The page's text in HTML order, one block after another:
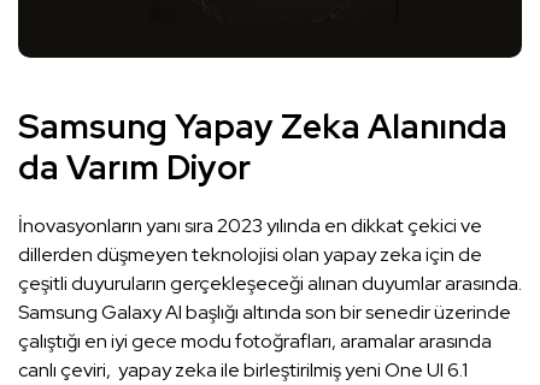
Samsung Yapay Zeka Alanında
da Varım Diyor
İnovasyonların yanı sıra 2023 yılında en dikkat çekici ve
dillerden düşmeyen teknolojisi olan yapay zeka için de
çeşitli duyuruların gerçekleşeceği alınan duyumlar arasında.
Samsung Galaxy AI başlığı altında son bir senedir üzerinde
çalıştığı en iyi gece modu fotoğrafları, aramalar arasında
canlı çeviri, yapay zeka ile birleştirilmiş yeni One UI 6.1